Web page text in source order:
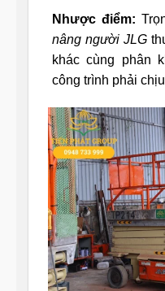
Nhược điểm:
nâng người JLG
khác cùng phân
công trình phải